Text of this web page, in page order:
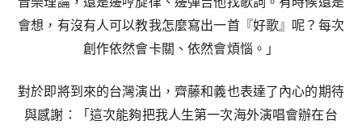
會想，有沒有人可以教我怎麼寫出一首『好歌』呢？每次
創作依然會卡關、依然會煩惱。」
對於即將到來的台灣演出，齊藤和義也表達了內心的期待
與感謝：「這次能夠把我人生第一次海外演唱會辦在台